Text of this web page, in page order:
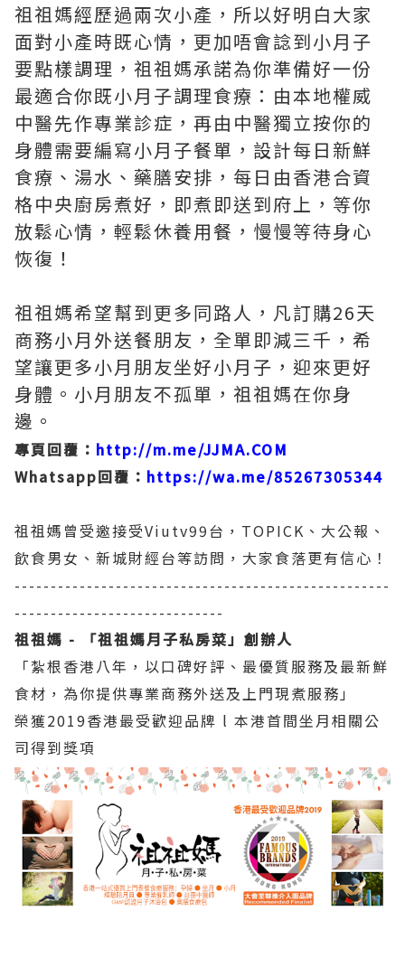
祖祖媽經歷過兩次小產，所以好明白大家
面對小產時既心情，更加唔會諗到小月子
要點樣調理，祖祖媽承諾為你準備好一份
最適合你既小月子調理食療：由本地權威
中醫先作專業診症，再由中醫獨立按你的
身體需要編寫小月子餐單，設計每日新鮮
食療、湯水、藥膳安排，每日由香港合資
格中央廚房煮好，即煮即送到府上，等你
放鬆心情，輕鬆休養用餐，慢慢等待身心
恢復！
祖祖媽希望幫到更多同路人，凡訂購26天
商務小月外送餐朋友，全單即減三千，希
望讓更多小月朋友坐好小月子，迎來更好
身體。小月朋友不孤單，祖祖媽在你身
邊。
專頁回覆： http://m.me/JJMA.COM
Whatsapp回覆： https://wa.me/85267305344
祖祖媽曾受邀接受Viutv99台，TOPICK、大公報、
飲食男女、新城財經台等訪問，大家食落更有信心！
----------------------------------------------------
-----------------------------
祖祖媽 - 「祖祖媽月子私房菜」創辦人
「紮根香港八年，以口碑好評、最優質服務及最新鮮
食材，為你提供專業商務外送及上門現煮服務」
榮獲2019香港最受歡迎品牌 l 本港首間坐月相關公
司得到獎項